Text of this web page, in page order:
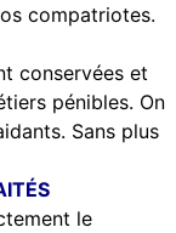
compatriotes.
conservées et
pénibles. On
Sans plus
le